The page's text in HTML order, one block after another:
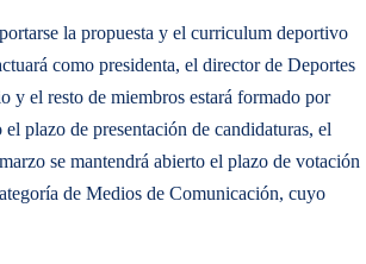
la propuesta y el curriculum deportivo
como presidenta, el director de Deportes
y el resto de miembros estará formado por
plazo de presentación de candidaturas, el
se mantendrá abierto el plazo de votación
de Medios de Comunicación, cuyo